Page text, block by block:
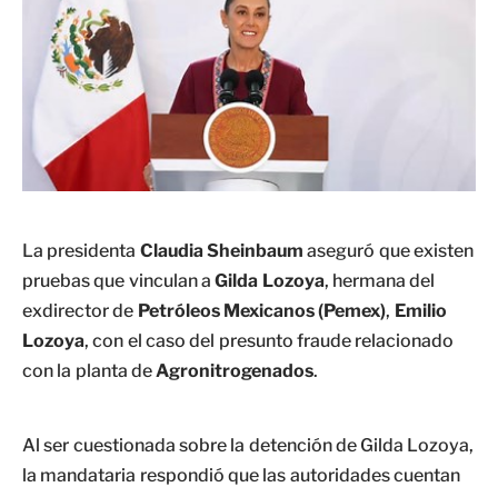
La presidenta Claudia Sheinbaum aseguró que existen
pruebas que vinculan aGilda Lozoya, hermana del
exdirector de Petróleos Mexicanos (Pemex), Emilio
Lozoya, con el caso del presunto fraude relacionado
con la planta de Agronitrogenados.
Al ser cuestionada sobre la detención de Gilda Lozoya,
la mandataria respondió que las autoridades cuentan